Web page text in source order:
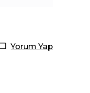
Yorum Yap